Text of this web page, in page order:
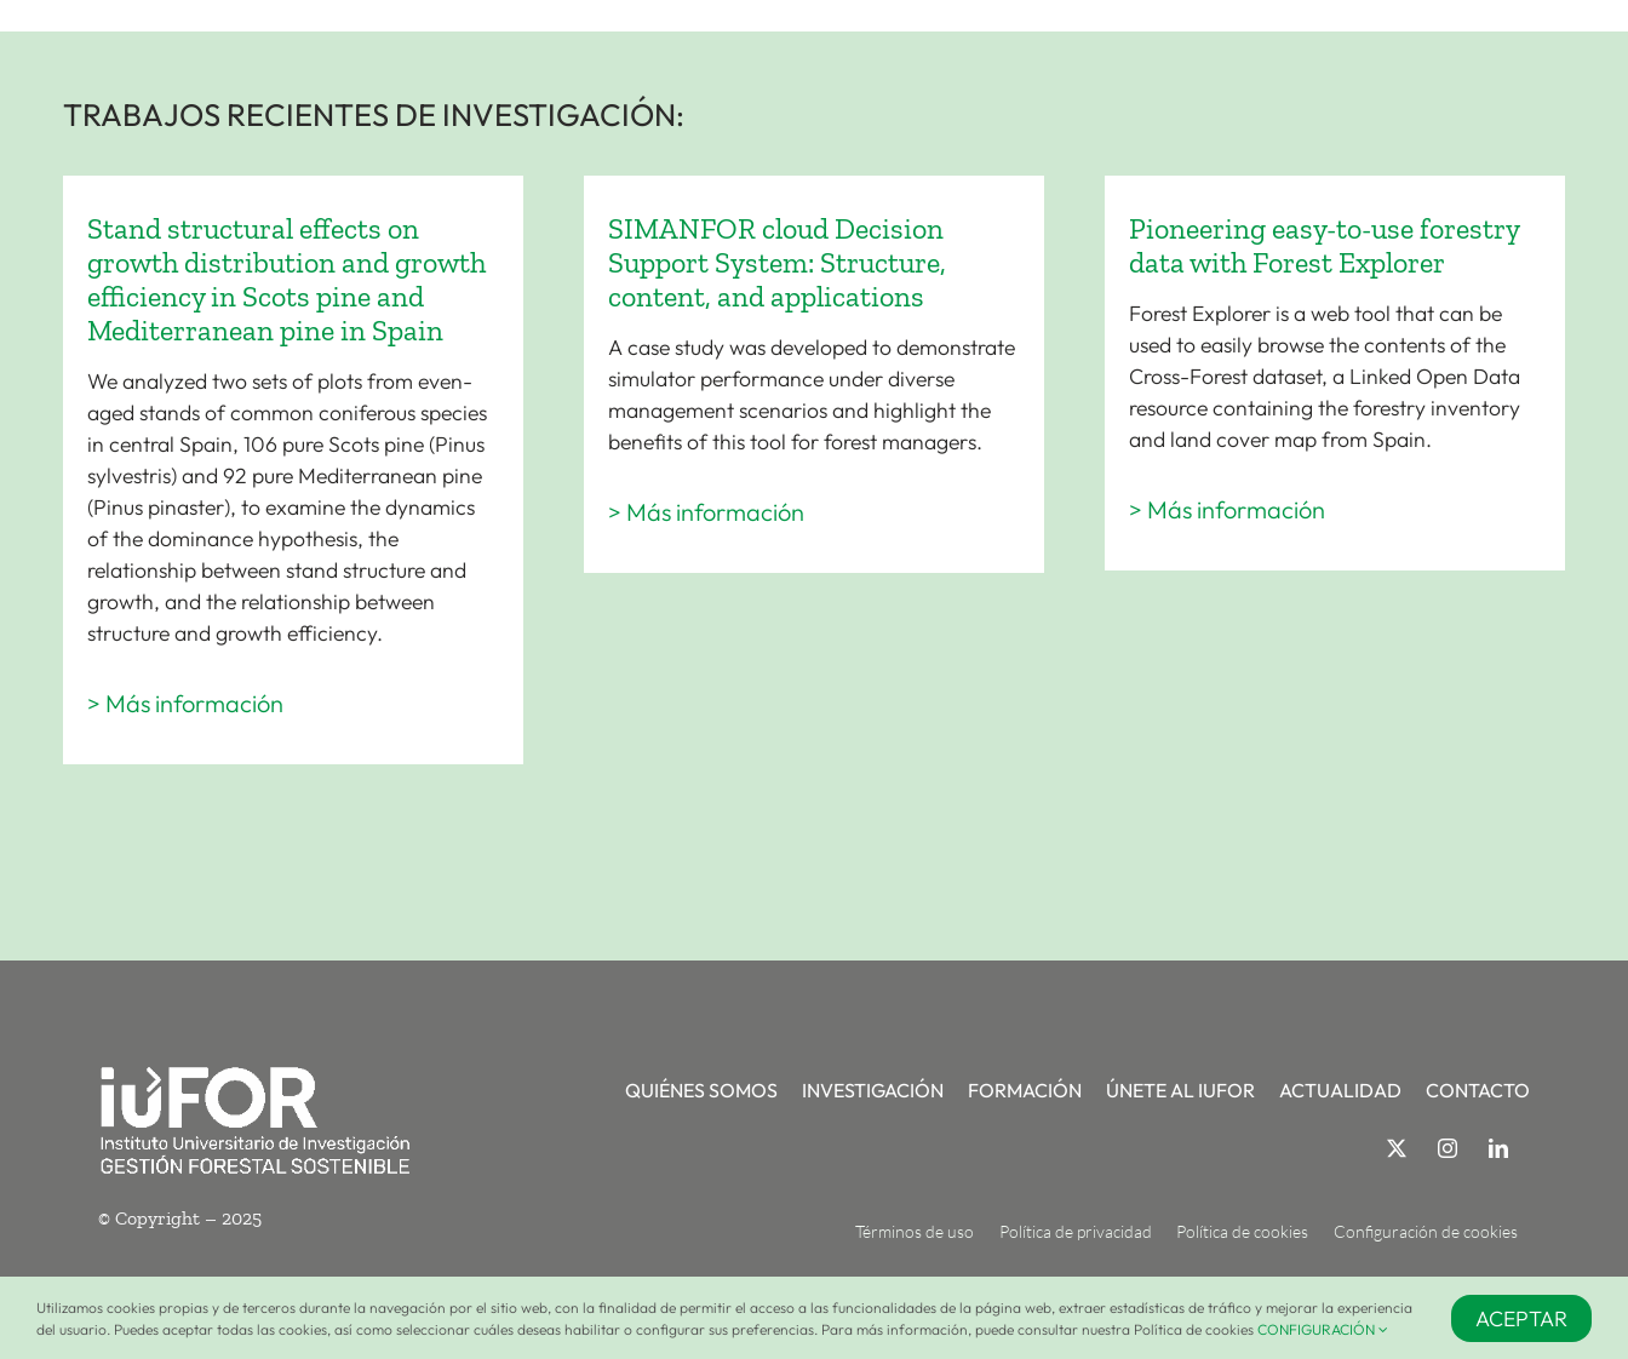
TRABAJOS RECIENTES DE INVESTIGACIÓN:
Stand structural effects on
growth distribution and growth
efficiency in Scots pine and
Mediterranean pine in Spain
We analyzed two sets of plots from even-
aged stands of common coniferous species
in central Spain, 106 pure Scots pine (Pinus
sylvestris) and 92 pure Mediterranean pine
(Pinus pinaster), to examine the dynamics
of the dominance hypothesis, the
relationship between stand structure and
growth, and the relationship between
structure and growth efficiency.
> Más información
SIMANFOR cloud Decision
Support System: Structure,
content, and applications
A case study was developed to demonstrate
simulator performance under diverse
management scenarios and highlight the
benefits of this tool for forest managers.
> Más información
Pioneering easy-to-use forestry
data with Forest Explorer
Forest Explorer is a web tool that can be
used to easily browse the contents of the
Cross-Forest dataset, a Linked Open Data
resource containing the forestry inventory
and land cover map from Spain.
> Más información
QUIÉNES SOMOS INVESTIGACIÓN FORMACIÓN ÚNETE AL IUFOR ACTUALIDAD CONTACTO
© Copyright – 2025
Términos de uso Política de privacidad Política de cookies Configuración de cookies
Utilizamos cookies propias y de terceros durante la navegación por el sitio web, con la finalidad de permitir el acceso a las funcionalidades de la página web, extraer estadísticas de tráfico y mejorar la experiencia
del usuario. Puedes aceptar todas las cookies, así como seleccionar cuáles deseas habilitar o configurar sus preferencias. Para más información, puede consultar nuestra Política de cookies CONFIGURACIÓN ACEPTAR